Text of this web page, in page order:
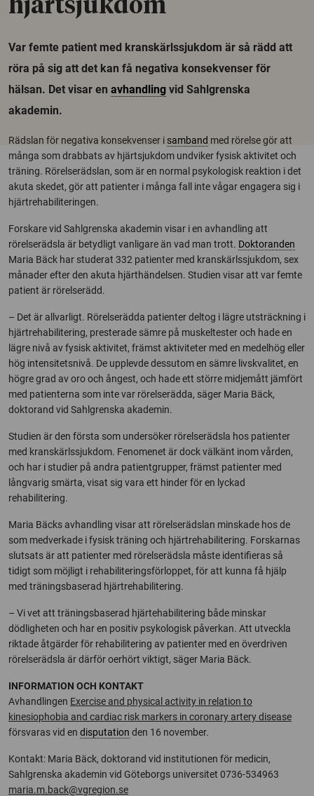
hjärtsjukdom
Var femte patient med kranskärlssjukdom är så rädd att
röra på sig att det kan få negativa konsekvenser för
hälsan. Det visar en avhandling vid Sahlgrenska
akademin.
Rädslan för negativa konsekvenser i samband med rörelse gör att
många som drabbats av hjärtsjukdom undviker fysisk aktivitet och
träning. Rörelserädslan, som är en normal psykologisk reaktion i det
akuta skedet, gör att patienter i många fall inte vågar engagera sig i
hjärtrehabiliteringen.
Forskare vid Sahlgrenska akademin visar i en avhandling att
rörelserädsla är betydligt vanligare än vad man trott. Doktoranden
Maria Bäck har studerat 332 patienter med kranskärlssjukdom, sex
månader efter den akuta hjärthändelsen. Studien visar att var femte
patient är rörelserädd.
– Det är allvarligt. Rörelserädda patienter deltog i lägre utsträckning i
hjärtrehabilitering, presterade sämre på muskeltester och hade en
lägre nivå av fysisk aktivitet, främst aktiviteter med en medelhög eller
hög intensitetsnivå. De upplevde dessutom en sämre livskvalitet, en
högre grad av oro och ångest, och hade ett större midjemått jämfört
med patienterna som inte var rörelserädda, säger Maria Bäck,
doktorand vid Sahlgrenska akademin.
Studien är den första som undersöker rörelserädsla hos patienter
med kranskärlssjukdom. Fenomenet är dock välkänt inom vården,
och har i studier på andra patientgrupper, främst patienter med
långvarig smärta, visat sig vara ett hinder för en lyckad
rehabilitering.
Maria Bäcks avhandling visar att rörelserädslan minskade hos de
som medverkade i fysisk träning och hjärtrehabilitering. Forskarnas
slutsats är att patienter med rörelserädsla måste identifieras så
tidigt som möjligt i rehabiliteringsförloppet, för att kunna få hjälp
med träningsbaserad hjärtrehabilitering.
– Vi vet att träningsbaserad hjärtehabilitering både minskar
dödligheten och har en positiv psykologisk påverkan. Att utveckla
riktade åtgärder för rehabilitering av patienter med en överdriven
rörelserädsla är därför oerhört viktigt, säger Maria Bäck.
INFORMATION OCH KONTAKT
Avhandlingen Exercise and physical activity in relation to
kinesiophobia and cardiac risk markers in coronary artery disease
försvaras vid en disputation den 16 november.
Kontakt: Maria Bäck, doktorand vid institutionen för medicin,
Sahlgrenska akademin vid Göteborgs universitet 0736-534963
maria.m.back@vgregion.se